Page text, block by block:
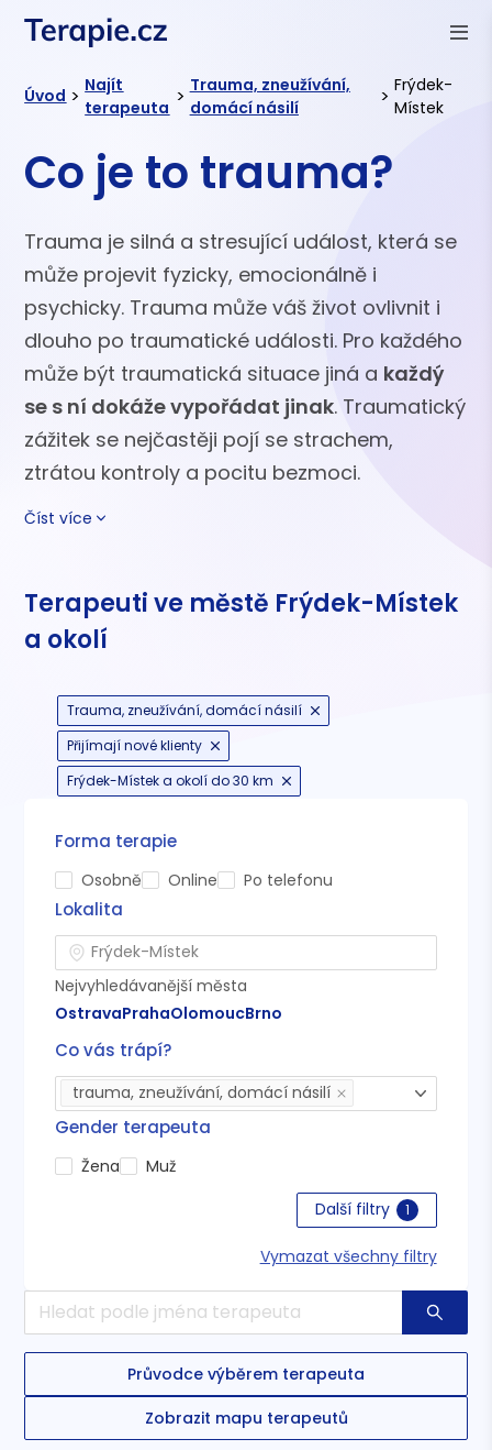
Úvod > Najít
terapeuta > Trauma, zneužívání,
domácí násilí
> Frýdek-
Místek
Co je to trauma?
Trauma je silná a stresující událost, která se
může projevit fyzicky, emocionálně i
psychicky. Trauma může váš život ovlivnit i
dlouho po traumatické události. Pro každého
může být traumatická situace jiná a každý
se s ní dokáže vypořádat jinak. Traumatický
zážitek se nejčastěji pojí se strachem,
ztrátou kontroly a pocitu bezmoci.
Číst více
Terapeuti ve městě Frýdek-Místek
a okolí
Průvodce výběrem terapeuta
Zobrazit mapu terapeutů
Forma terapie
Osobně Online Po telefonu
Lokalita
Nejvyhledávanější města
OstravaPrahaOlomoucBrno
Co vás trápí?
trauma, zneužívání, domácí násilí
Gender terapeuta
Žena
Muž
Další filtry
1
Vymazat všechny filtry
Trauma, zneužívání, domácí násilí
Přijímají nové klienty
Frýdek-Místek a okolí do 30 km